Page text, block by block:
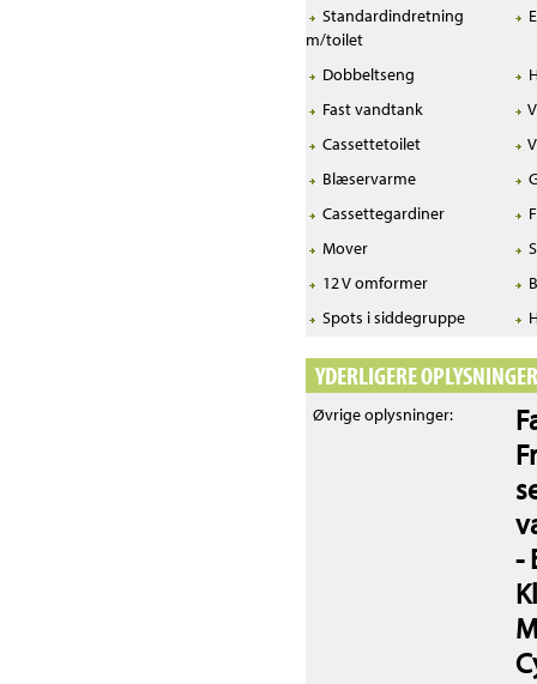
Standardindretning
m/toilet
Dobbeltseng
Fast vandtank
Cassettetoilet
Blæservarme
Cassettegardiner
Mover
12 V omformer
Spots i siddegruppe
YDERLIGERE OPLYSNINGER
Øvrige oplysninger:
-